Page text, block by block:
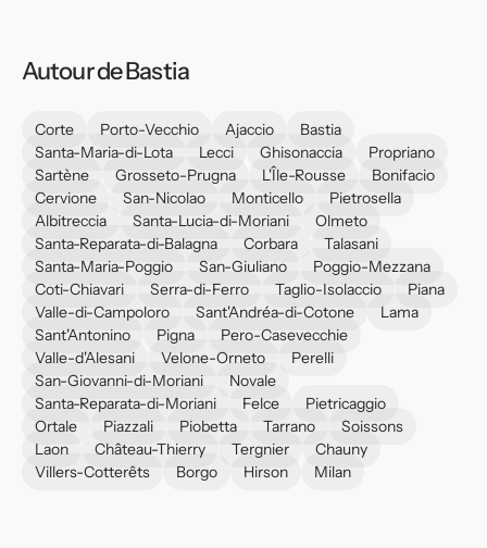
Autour de Bastia
Corte Porto-Vecchio Ajaccio
Bastia
Santa-Maria-di-Lota
Lecci Ghisonaccia
Propriano
Sartène
Grosseto-Prugna L'Île-Rousse
Bonifacio
Cervione
San-Nicolao Monticello
Pietrosella
Albitreccia
Santa-Lucia-di-Moriani
Olmeto
Santa-Reparata-di-Balagna
Corbara
Talasani
Santa-Maria-Poggio
San-Giuliano
Poggio-Mezzana
Coti-Chiavari
Serra-di-Ferro Taglio-Isolaccio
Piana
Valle-di-Campoloro
Sant'Andréa-di-Cotone
Lama
Sant'Antonino
Pigna
Pero-Casevecchie
Valle-d'Alesani
Velone-Orneto
Perelli
San-Giovanni-di-Moriani
Novale
Santa-Reparata-di-Moriani
Felce
Pietricaggio
Ortale
Piazzali Piobetta Tarrano
Soissons
Laon
Château-Thierry Tergnier
Chauny
Villers-Cotterêts
Borgo Hirson Milan